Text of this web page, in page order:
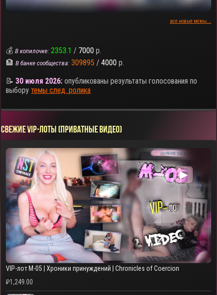
все новые мемы...
💰В копилочке: 2353.1 / 7000 р.
🏦В банке сообщества: 309895 / 4000 р.
📝30 июля 2026: опубликованы результаты голосования по
выборутемы след. ролика
СВЕЖИЕ VIP-ЛОТЫ (ПРИВАТНЫЕ ВИДЕО)
▶
VIP-лот M-05 | Хроники принуждений | Chronicles of Coercion
₽1,249.00